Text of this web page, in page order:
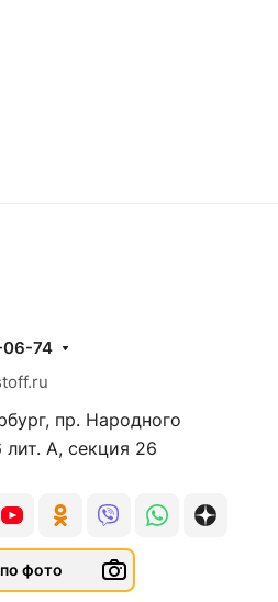
06-74
пр. Народного
лит. А, секция 26
фото